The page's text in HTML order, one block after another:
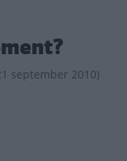
september 2010)